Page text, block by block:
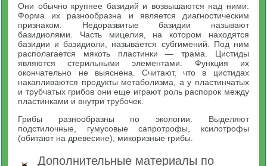
Они обычно крупнее базидий и возвышаются над ними.
Форма их разнообразна и является диагностическим
признаком. Недоразвитые базидии называют
базидиолями. Часть мицелия, на котором находятся
базидии и базидиоли, называется субгимений. Под ним
располагается мякоть пластинки — трама. Цистиды
являются стерильными элементами. Функция их
окончательно не выяснена. Считают, что в цистидах
накапливаются продукты метаболизма, а у пластинчатых
и трубчатых грибов они еще играют роль распорок между
пластинками и внутри трубочек.
Грибы разнообразны по экологии. Выделяют
подстилочные, гумусовые сапротрофы, ксилотрофы
(обитают на древесине), микоризные грибы.
Дополнительные материалы по